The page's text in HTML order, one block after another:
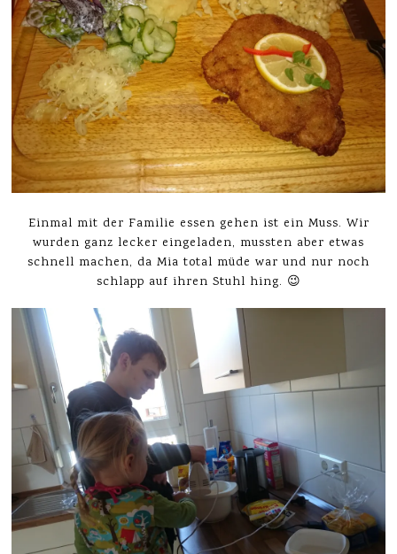
Einmal mit der Familie essen gehen ist ein Muss. Wir
wurden ganz lecker eingeladen, mussten aber etwas
schnell machen, da Mia total müde war und nur noch
schlapp auf ihren Stuhl hing. 😉